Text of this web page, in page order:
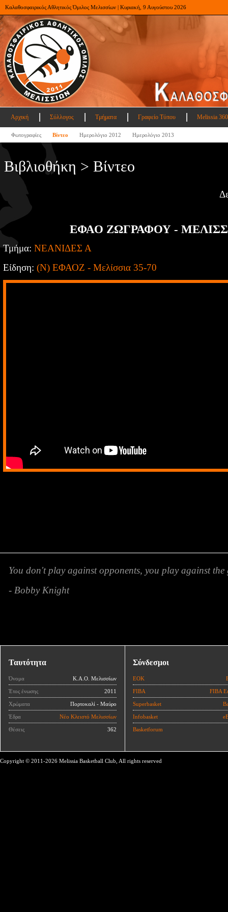
Καλαθοσφαιρικός Αθλητικός Όμιλος Μελισσίων | Κυριακή, 9 Αυγούστου 2026
Αρχική Σύλλογος Τμήματα Γραφείο Τύπου Melissia
Φωτογραφίες Βίντεο Ημερολόγιο 2012 Ημερολόγιο 2013
Βιβλιοθήκη > Βίντεο
ΕΦΑΟ ΖΩΓΡΑΦΟΥ -
Τμήμα: ΝΕΑΝΙΔΕΣ Α
Είδηση: (Ν) ΕΦΑΟΖ - Μελίσσια 35-70
You don't play against opponents, you play against the
- Bobby Knight
Ταυτότητα
Όνομα Κ.Α.Ο. Μελισσίων
Έτος ένωσης 2011
Χρώματα Πορτοκαλί - Μαύρο
Έδρα Νέο Κλειστό Μελισσίων
Θέσεις 362
Σύνδεσμοι
ΕΟΚ
FIBA FIBA
Superbasket
Infobasket
Basketforum
Copyright © 2011-2026 Melissia Basketball Club, All rights reserved